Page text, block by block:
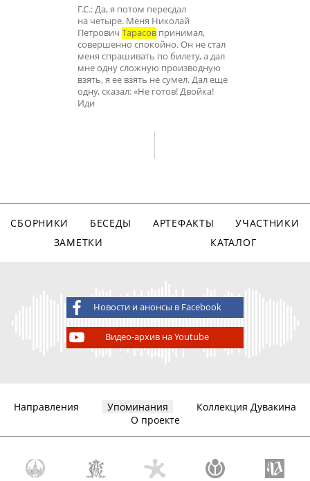
Г.С.: Да, я потом пересдал
на четыре. Меня Николай
Петрович Тарасов принимал,
совершенно спокойно. Он не стал
меня спрашивать по билету, а дал
мне одну сложную производную
взять, я ее взять не сумел. Дал еще
одну, сказал: «Не готов! Двойка!
Иди
СБОРНИКИ БЕСЕДЫ АРТЕФАКТЫ
УЧАСТНИКИ
ЗАМЕТКИ
КАТАЛОГ
Новости и анонсы в Facebook
Видео-архив на Youtube
Направления Упоминания
Коллекция Дувакина
О проекте